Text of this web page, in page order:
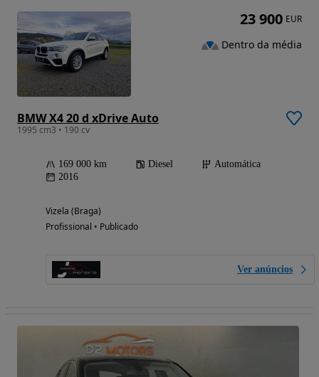
BMW X4 20 d xDrive Auto
1995 cm3 • 190 cv
169 000 km Diesel
Automática
2016
Vizela (Braga)
Profissional • Publicado
Ver anúncios
23 900 EUR
Dentro da média